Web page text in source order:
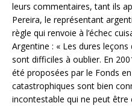
leurs commentaires, tant ils
Pereira, le représentant
règle qui renvoie à l’échec
Argentine : « Les dures
sont difficiles à oublier. En
été proposées par le Fonds
catastrophiques sont bien
incontestable qui ne peut